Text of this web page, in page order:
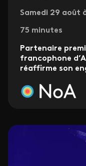
Samedi 29 août
75 minutes
Partenaire
francophone
réaffirme son